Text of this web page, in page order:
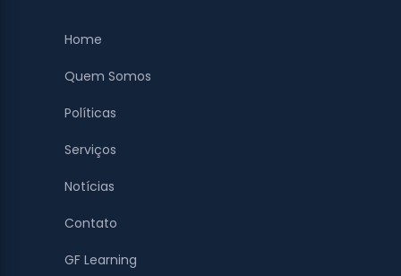
Home
Quem Somos
Políticas
Serviços
Notícias
Contato
GF Learning